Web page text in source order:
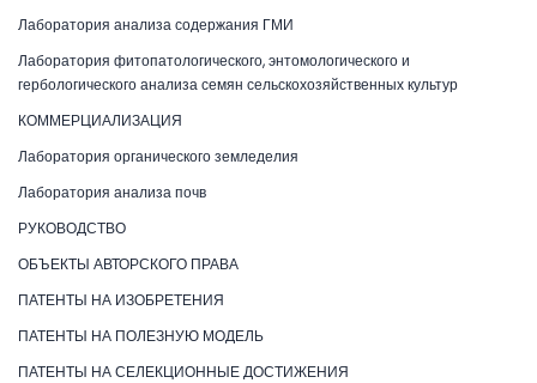
Лаборатория анализа содержания ГМИ
Лаборатория фитопатологического, энтомологического и
гербологического анализа семян сельскохозяйственных культур
КОММЕРЦИАЛИЗАЦИЯ
Лаборатория органического земледелия
Лаборатория анализа почв
РУКОВОДСТВО
ОБЪЕКТЫ АВТОРСКОГО ПРАВА
ПАТЕНТЫ НА ИЗОБРЕТЕНИЯ
ПАТЕНТЫ НА ПОЛЕЗНУЮ МОДЕЛЬ
ПАТЕНТЫ НА СЕЛЕКЦИОННЫЕ ДОСТИЖЕНИЯ